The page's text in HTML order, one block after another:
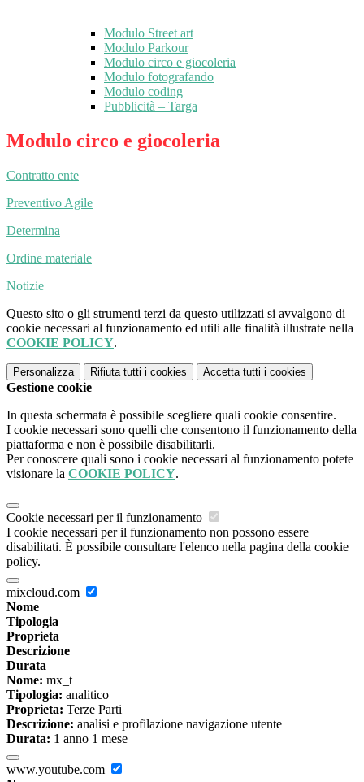
Modulo Street art
Modulo Parkour
Modulo circo e giocoleria
Modulo fotografando
Modulo coding
Pubblicità – Targa
Modulo circo e giocoleria
Contratto ente
Preventivo Agile
Determina
Ordine materiale
Notizie
Questo sito o gli strumenti terzi da questo utilizzati si avvalgono di
cookie necessari al funzionamento ed utili alle finalità illustrate nella
COOKIE POLICY.
Personalizza Rifiuta tutti i cookies Accetta tutti i cookies
Gestione cookie
In questa schermata è possibile scegliere quali cookie consentire.
I cookie necessari sono quelli che consentono il funzionamento della
piattaforma e non è possibile disabilitarli.
Per conoscere quali sono i cookie necessari al funzionamento potete
visionare la COOKIE POLICY.
Cookie necessari per il funzionamento
I cookie necessari per il funzionamento non possono essere
disabilitati. È possibile consultare l'elenco nella pagina della cookie
policy.
mixcloud.com
Nome
Tipologia
Proprieta
Descrizione
Durata
Nome: mx_t
Tipologia: analitico
Proprieta: Terze Parti
Descrizione: analisi e profilazione navigazione utente
Durata: 1 anno 1 mese
www.youtube.com